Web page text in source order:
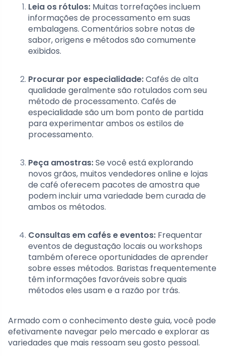
Leia os rótulos: Muitas torrefações incluem
informações de processamento em suas
embalagens. Comentários sobre notas de
sabor, origens e métodos são comumente
exibidos.
Procurar por especialidade:Cafés de alta
qualidade geralmente são rotulados com seu
método de processamento. Cafés de
especialidade são um bom ponto de partida
para experimentar ambos os estilos de
processamento.
Peça amostras:Se você está explorando
novos grãos, muitos vendedores online e lojas
de café oferecem pacotes de amostra que
podem incluir uma variedade bem curada de
ambos os métodos.
Consultas em cafés e eventos: Frequentar
eventos de degustação locais ou workshops
também oferece oportunidades de aprender
sobre esses métodos. Baristas frequentemente
têm informações favoráveis sobre quais
métodos eles usam e a razão por trás.
Armado com o conhecimento deste guia, você pode
efetivamente navegar pelo mercado e explorar as
variedades que mais ressoam seu gosto pessoal.